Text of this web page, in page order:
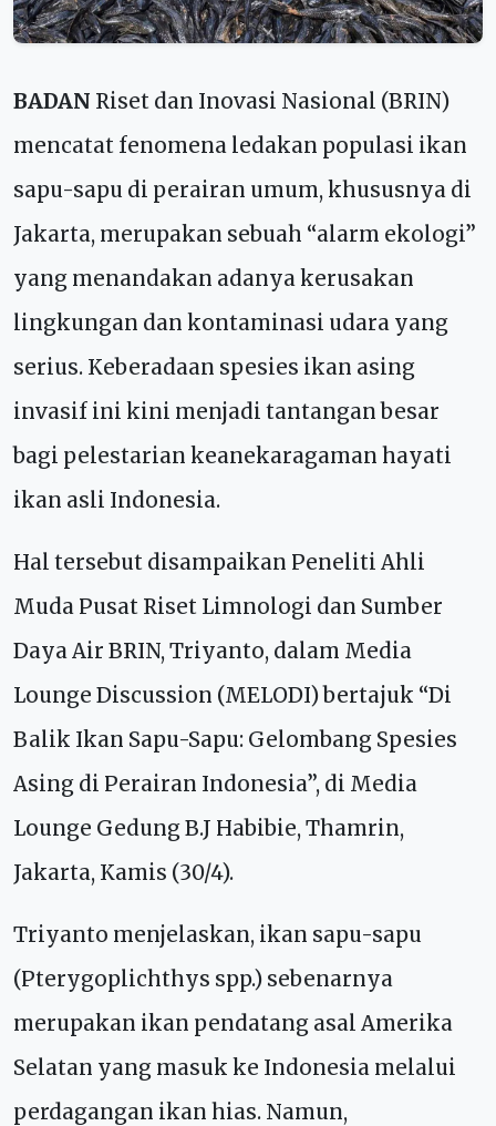
BADAN Riset dan Inovasi Nasional (BRIN)
mencatat fenomena ledakan populasi ikan
sapu-sapu di perairan umum, khususnya di
Jakarta, merupakan sebuah “alarm ekologi”
yang menandakan adanya kerusakan
lingkungan dan kontaminasi udara yang
serius. Keberadaan spesies ikan asing
invasif ini kini menjadi tantangan besar
bagi pelestarian keanekaragaman hayati
ikan asli Indonesia.
Hal tersebut disampaikan Peneliti Ahli
Muda Pusat Riset Limnologi dan Sumber
Daya Air BRIN, Triyanto, dalam Media
Lounge Discussion (MELODI) bertajuk “Di
Balik Ikan Sapu-Sapu: Gelombang Spesies
Asing di Perairan Indonesia”, di Media
Lounge Gedung B.J Habibie, Thamrin,
Jakarta, Kamis (30/4).
Triyanto menjelaskan, ikan sapu-sapu
(Pterygoplichthys spp.) sebenarnya
merupakan ikan pendatang asal Amerika
Selatan yang masuk ke Indonesia melalui
perdagangan ikan hias. Namun,